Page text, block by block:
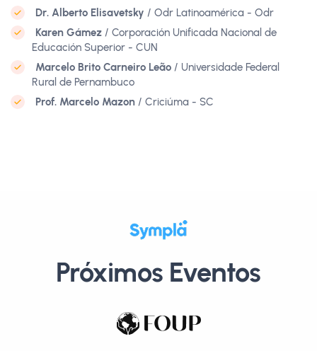
Dr. Alberto Elisavetsky / Odr Latinoamérica - Odr
Karen Gámez / Corporación Unificada Nacional de
Educación Superior - CUN
Marcelo Brito Carneiro Leão / Universidade Federal
Rural de Pernambuco
Prof. Marcelo Mazon / Criciúma - SC
Próximos Eventos